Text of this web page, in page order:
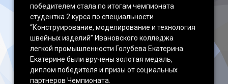
победителем стала по итогам чемпионата
студентка 2 курса по специальности
“Конструирование, моделирование и технология
швейных изделий” Ивановского колледжа
легкой промышленности Голубева Екатерина.
Екатерине были вручены золотая медаль,
диплом победителя и призы от социальных
партнеров Чемпионата.